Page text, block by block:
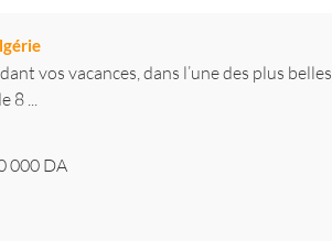
vos vacances, dans l’une des plus belles
8 ...
000 DA